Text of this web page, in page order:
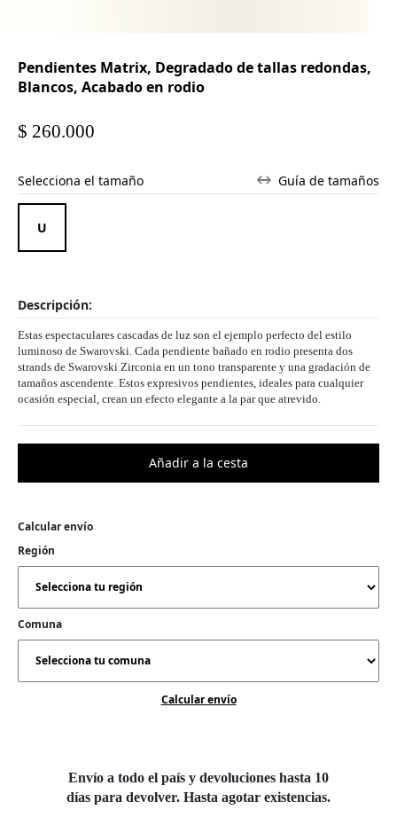
Pendientes Matrix, Degradado de tallas redondas,
Blancos, Acabado en rodio
$ 260.000
Selecciona el tamaño Guía de tamaños
Descripción:
Estas espectaculares cascadas de luz son el ejemplo perfecto del estilo
luminoso de Swarovski. Cada pendiente bañado en rodio presenta dos
strands de Swarovski Zirconia en un tono transparente y una gradación de
tamaños ascendente. Estos expresivos pendientes, ideales para cualquier
ocasión especial, crean un efecto elegante a la par que atrevido.
Calcular envío
Región
Comuna
Calcular envío
Envío a todo el país y devoluciones hasta 10
días para devolver. Hasta agotar existencias.